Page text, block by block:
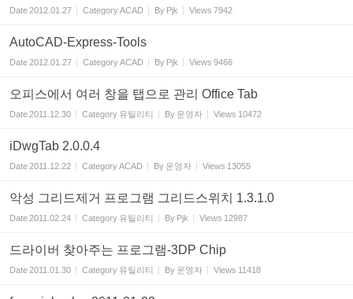
Date2012.01.27 CategoryACAD By Pjk Views 7942
AutoCAD-Express-Tools
Date2012.01.27 CategoryACAD By Pjk Views 9466
오피스에서 여러 창을 탭으로 관리 Office Tab
Date2011.12.30 Category 유틸리티 By 운영자 Views 10472
iDwgTab 2.0.0.4
Date2011.12.22 CategoryACAD By 운영자 Views 13055
악성 그리드제거 프로그램 그리드스위치 1.3.1.0
Date2011.02.24 Category 유틸리티 By Pjk Views 12987
드라이버 찾아주는 프로그램-3DP Chip
Date2011.01.30 Category 유틸리티 By 운영자 Views 11418